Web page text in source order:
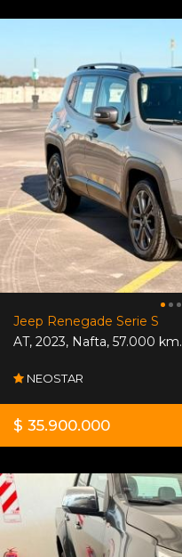
Jeep Renegade Serie S
AT, 2023, Nafta, 57.000 km.
NEOSTAR
$ 35.900.000